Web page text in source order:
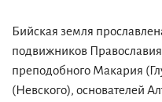
Бийская земля
подвижников
преподобного Макария
(Невского), основателей